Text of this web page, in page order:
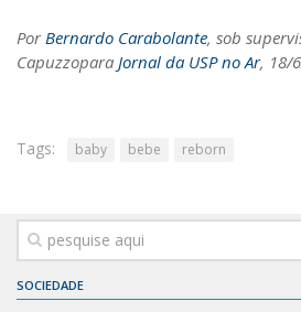
Por Bernardo Carabolante, sob
Capuzzopara Jornal da USP no Ar, 18/
Tags: baby bebe reborn
SOCIEDADE